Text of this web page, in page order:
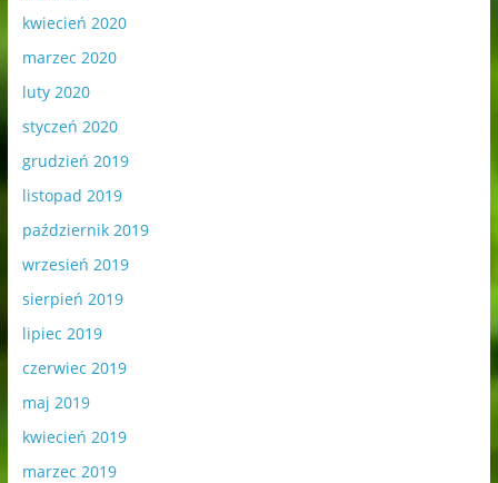
kwiecień 2020
marzec 2020
luty 2020
styczeń 2020
grudzień 2019
listopad 2019
październik 2019
wrzesień 2019
sierpień 2019
lipiec 2019
czerwiec 2019
maj 2019
kwiecień 2019
marzec 2019